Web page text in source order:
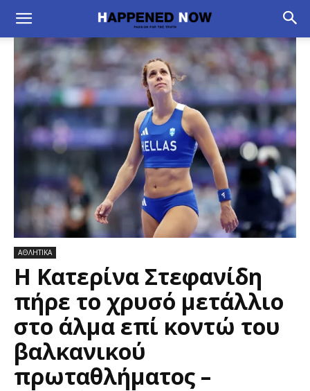
ΑΘΛΗΤΙΚΑ
Η Κατερίνα Στεφανίδη
πήρε το χρυσό μετάλλιο
στο άλμα επί κοντώ του
βαλκανικού
πρωταθλήματος –